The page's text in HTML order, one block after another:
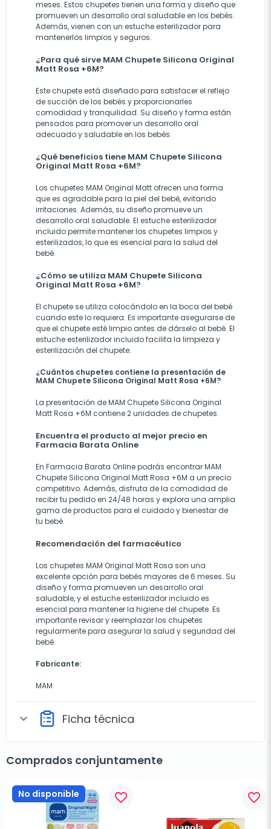
meses. Estos chupetes tienen una forma y diseño que
promueven un desarrollo oral saludable en los bebés.
Además, vienen con un estuche esterilizador para
mantenerlos limpios y seguros.
¿Para qué sirve MAM Chupete Silicona Original
Matt Rosa +6M?
Este chupete está diseñado para satisfacer el reflejo
de succión de los bebés y proporcionarles
comodidad y tranquilidad. Su diseño y forma están
pensados para promover un desarrollo oral
adecuado y saludable en los bebés.
¿Qué beneficios tiene MAM Chupete Silicona
Original Matt Rosa +6M?
Los chupetes MAM Original Matt ofrecen una forma
que es agradable para la piel del bebé, evitando
irritaciones. Además, su diseño promueve un
desarrollo oral saludable. El estuche esterilizador
incluido permite mantener los chupetes limpios y
esterilizados, lo que es esencial para la salud del
bebé.
¿Cómo se utiliza MAM Chupete Silicona
Original Matt Rosa +6M?
El chupete se utiliza colocándolo en la boca del bebé
cuando este lo requiera. Es importante asegurarse de
que el chupete esté limpio antes de dárselo al bebé. El
estuche esterilizador incluido facilita la limpieza y
esterilización del chupete.
¿Cuántos chupetes contiene la presentación de
MAM Chupete Silicona Original Matt Rosa +6M?
La presentación de MAM Chupete Silicona Original
Matt Rosa +6M contiene 2 unidades de chupetes.
Encuentra el producto al mejor precio en
Farmacia Barata Online
En Farmacia Barata Onlinepodrás encontrar MAM
Chupete Silicona Original Matt Rosa +6M a un precio
competitivo. Además, disfruta de la comodidad de
recibir tu pedido en 24/48 horas y explora una amplia
gama de productos para el cuidado y bienestar de
tu bebé.
Recomendación del farmacéutico
Los chupetes MAM Original Matt Rosa son una
excelente opción para bebés mayores de 6 meses. Su
diseño y forma promueven un desarrollo oral
saludable, y el estuche esterilizador incluido es
esencial para mantener la higiene del chupete. Es
importante revisar y reemplazar los chupetes
regularmente para asegurar la salud y seguridad del
bebé.
Fabricante:
MAM
expand_more Ficha técnica
Comprados conjuntamente
No disponible favorite_border favorite_border